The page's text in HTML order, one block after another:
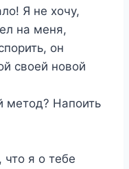
Я не хочу,
на меня,
он
своей новой
метод? Напоить
что я о тебе